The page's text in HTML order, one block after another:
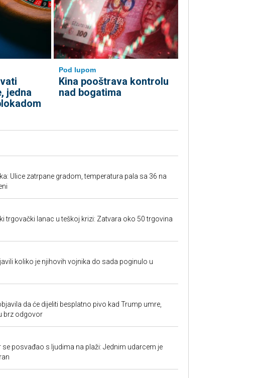
jedna
Pod lupom
Kina pooštrava kontrolu
nad bogatima
Ulice zatrpane gradom, temperatura pala sa 36 na
trgovački lanac u teškoj krizi: Zatvara oko 50 trgovina
koliko je njihovih vojnika do sada poginulo u
da će dijeliti besplatno pivo kad Trump umre,
brz odgovor
se posvađao s ljudima na plaži: Jednim udarcem je